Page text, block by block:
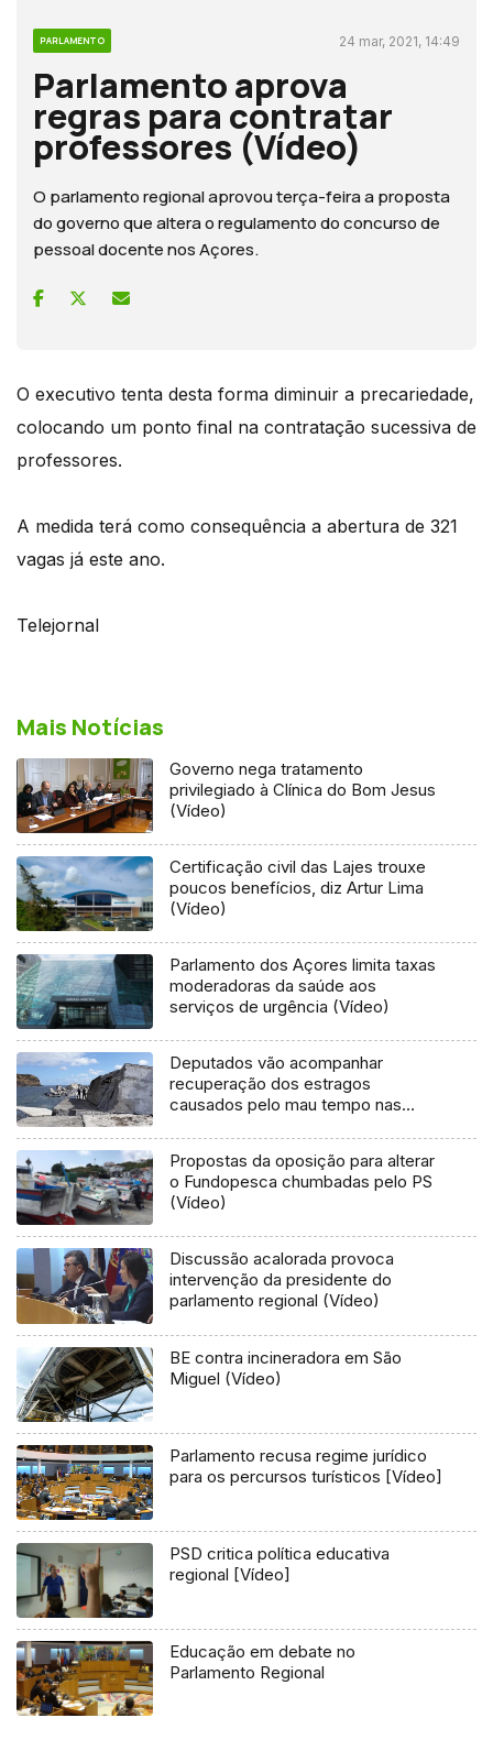
PARLAMENTO 24 mar, 2021, 14:49
Parlamento aprova
regras para contratar
professores (Vídeo)
O parlamento regional aprovou terça-feira a proposta
do governo que altera o regulamento do concurso de
pessoal docente nos Açores.
O executivo tenta desta forma diminuir a precariedade,
colocando um ponto final na contratação sucessiva de
professores.
A medida terá como consequência a abertura de 321
vagas já este ano.
Telejornal
Mais Notícias
Governo nega tratamento
privilegiado à Clínica do Bom Jesus
(Vídeo)
Certificação civil das Lajes trouxe
poucos benefícios, diz Artur Lima
(Vídeo)
Parlamento dos Açores limita taxas
moderadoras da saúde aos
serviços de urgência (Vídeo)
Deputados vão acompanhar
recuperação dos estragos
causados pelo mau tempo nas
Propostas da oposição para alterar
o Fundopesca chumbadas pelo PS
(Vídeo)
Discussão acalorada provoca
intervenção da presidente do
parlamento regional (Vídeo)
BE contra incineradora em São
Miguel (Vídeo)
Parlamento recusa regime jurídico
para os percursos turísticos [Vídeo]
PSD critica política educativa
regional [Vídeo]
Educação em debate no
Parlamento Regional